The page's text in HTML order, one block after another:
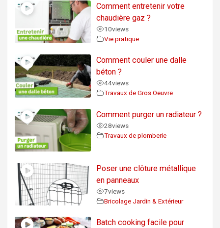
Comment entretenir votre
chaudière gaz ?
10views
Vie pratique
Comment couler une dalle
béton ?
44views
Travaux de Gros Oeuvre
Comment purger un radiateur ?
28views
Travaux de plomberie
Poser une clôture métallique
en panneaux
7views
Bricolage Jardin & Extérieur
Batch cooking facile pour